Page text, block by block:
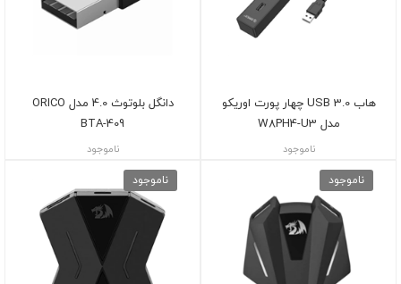
هاب USB 3.0 چهار پورت اوریکو
مدل W8PH4-U3
ناموجود
دانگل بلوتوث 4.0 مدل ORICO
BTA-409
ناموجود
ناموجود ناموجود